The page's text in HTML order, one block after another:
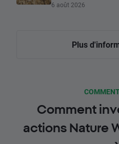
6 août 2026
Plus
Comment
actions Nature